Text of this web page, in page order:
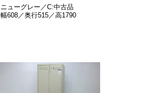
ニューグレー／C:中古品
幅608／奥行515／高1790